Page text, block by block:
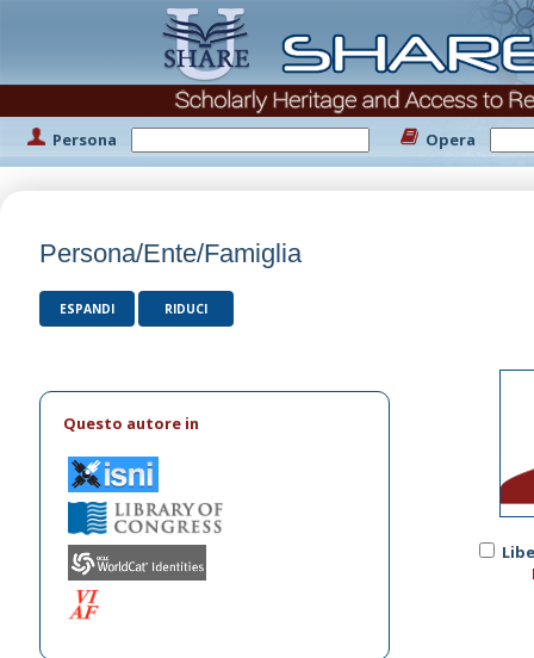
Persona Opera
Persona/Ente/Famiglia
ESPANDI RIDUCI
Questo autore in